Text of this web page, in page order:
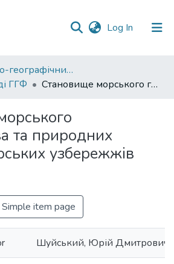
Log In (current)
03. Геолого-географічний факультет
ГГФ
Становище морського господарства та природних ресурсів морських узбережжів України
та природних
узбережжів
Simple item page
Шуйський, Юрій Дмитрович